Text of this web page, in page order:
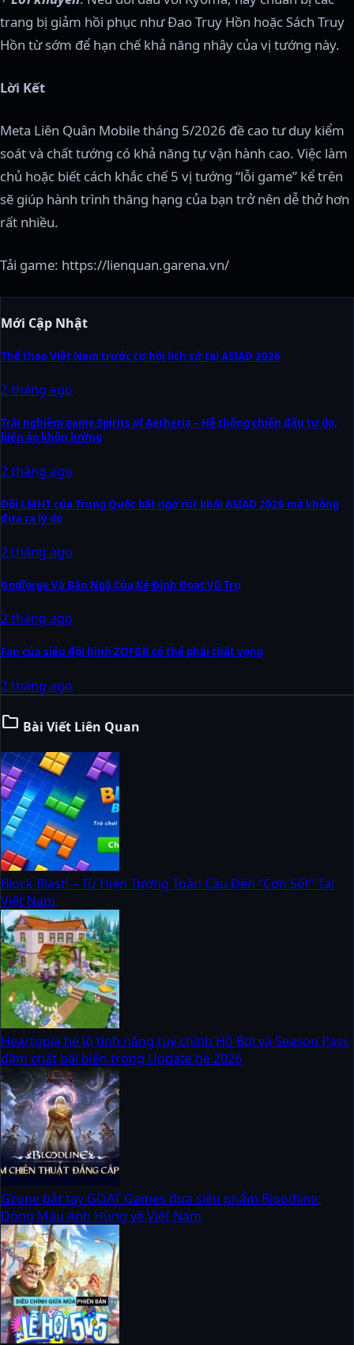
trang bị giảm hồi phục như Đao Truy Hồn hoặc Sách Truy
Hồn từ sớm để hạn chế khả năng nhây của vị tướng này.
Lời Kết
Meta Liên Quân Mobile tháng 5/2026 đề cao tư duy kiểm
soát và chất tướng có khả năng tự vận hành cao. Việc làm
chủ hoặc biết cách khắc chế 5 vị tướng “lỗi game” kể trên
sẽ giúp hành trình thăng hạng của bạn trở nên dễ thở hơn
rất nhiều.
Tải game: https://lienquan.garena.vn/
Mới Cập Nhật
Thể thao Việt Nam trước cơ hội lịch sử tại ASIAD 2026
2 tháng ago
Trải nghiệm game Spirits of Aetheria – Hệ thống chiến đấu tự do,
biến ảo khôn lường
2 tháng ago
Đội LMHT của Trung Quốc bất ngờ rút khỏi ASIAD 2026 mà không
đưa ra lý do
2 tháng ago
Godforge Và Bản Ngã Của Kẻ Định Đoạt Vũ Trụ
2 tháng ago
Fan của siêu đội hình ZOFGK có thể phải thất vọng
2 tháng ago
folder Bài Viết Liên Quan
Block Blast! – Từ Hiện Tượng Toàn Cầu Đến “Cơn Sốt” Tại
Việt Nam
Heartopia hé lộ tính năng tuỳ chỉnh Hồ Bơi và Season Pass
đậm chất bãi biển trong Update hè 2026
Gzone bắt tay GOAT Games đưa siêu phẩm Bloodline:
Dòng Máu Anh Hùng về Việt Nam